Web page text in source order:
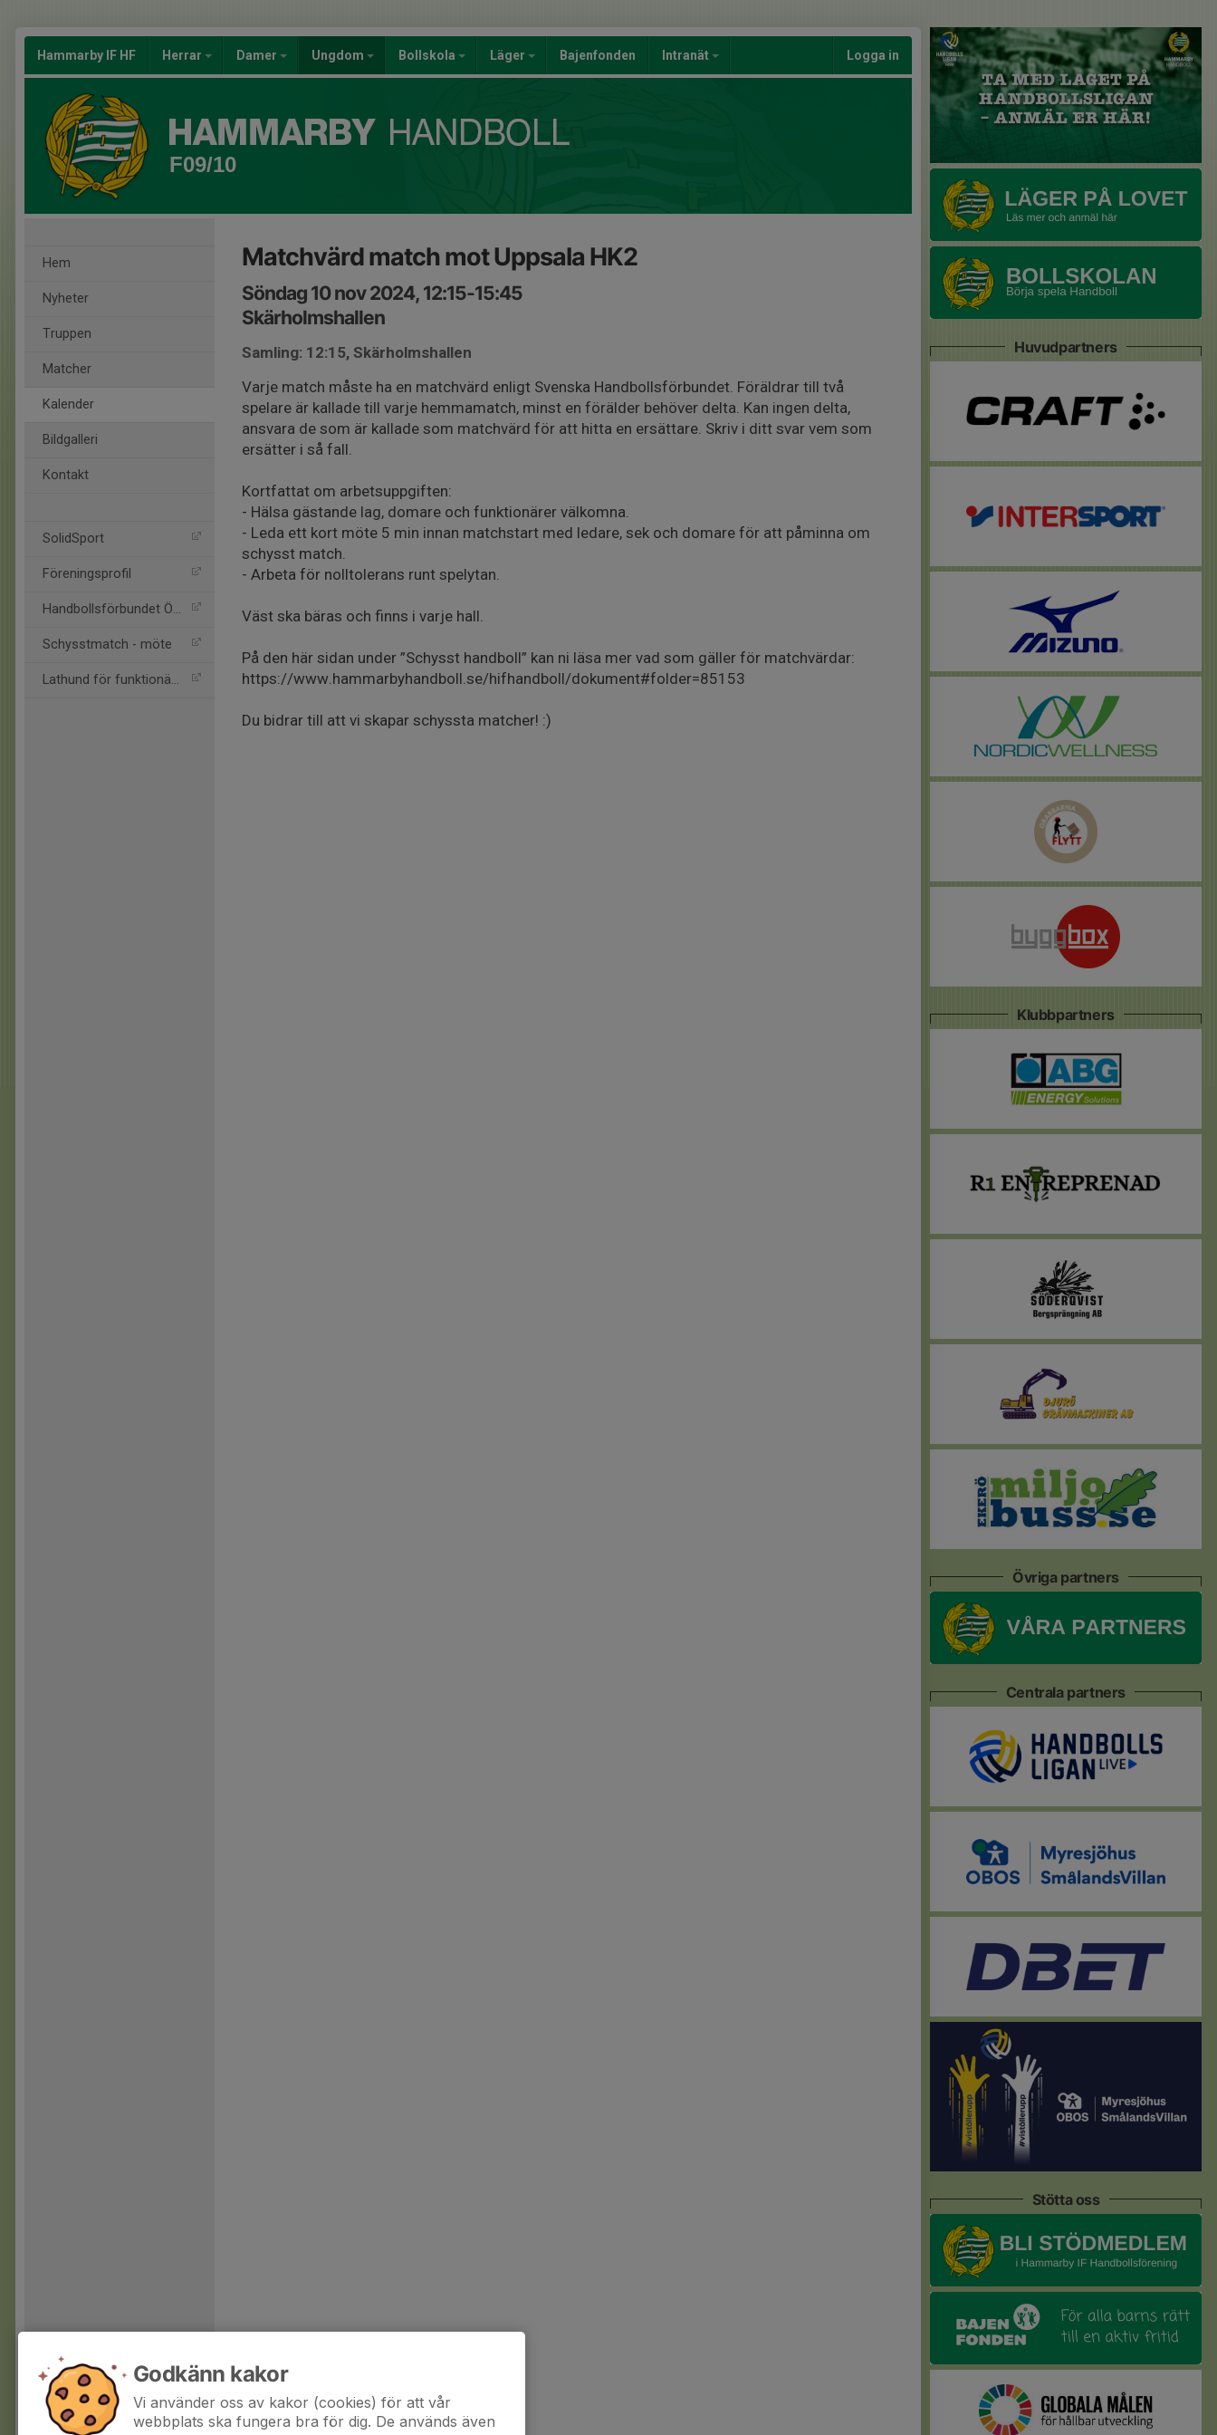
Hammarby IF HF Herrar Damer Ungdom Bollskola Läger Bajenfonden Intranät Logga in
F09/10
Hem
Nyheter
Truppen
Matcher
Kalender
Bildgalleri
Kontakt
SolidSport
Föreningsprofil
Handbollsförbundet Öst
Schysstmatch - möte
Lathund för funktionärer
Matchvärd match mot Uppsala HK2
Söndag 10 nov 2024, 12:15-15:45
Skärholmshallen
Samling: 12:15, Skärholmshallen
Varje match måste ha en matchvärd enligt Svenska Handbollsförbundet. Föräldrar till två
spelare är kallade till varje hemmamatch, minst en förälder behöver delta. Kan ingen delta,
ansvara de som är kallade som matchvärd för att hitta en ersättare. Skriv i ditt svar vem som
ersätter i så fall.
Kortfattat om arbetsuppgiften:
- Hälsa gästande lag, domare och funktionärer välkomna.
- Leda ett kort möte 5 min innan matchstart med ledare, sek och domare för att påminna om
schysst match.
- Arbeta för nolltolerans runt spelytan.
Väst ska bäras och finns i varje hall.
På den här sidan under ”Schysst handboll” kan ni läsa mer vad som gäller för matchvärdar:
https://www.hammarbyhandboll.se/hifhandboll/dokument#folder=85153
Du bidrar till att vi skapar schyssta matcher! :)
Huvudpartners
Klubbpartners
Övriga partners
Centrala partners
Stötta oss
Godkänn kakor
Vi använder oss av kakor (cookies) för att vår
webbplats ska fungera bra för dig. De används även